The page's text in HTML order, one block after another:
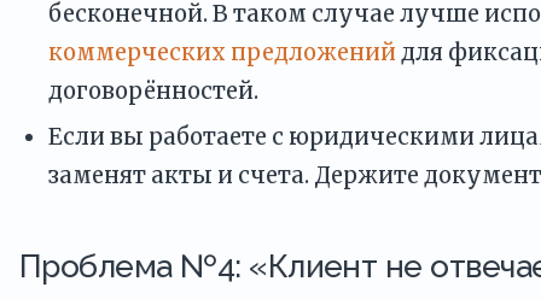
бесконечной. В таком случае лучше
коммерческих предложений для
договорённостей.
Если вы работаете с юридическими
заменят акты и счета. Держите
Проблема №4: «Клиент не